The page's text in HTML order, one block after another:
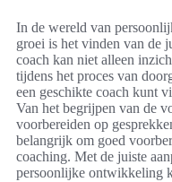
In de wereld van
groei is het vinden van de
coach kan niet alleen
tijdens het proces van
een geschikte coach kunt
Van het begrijpen van de
voorbereiden op
belangrijk om goed
coaching. Met de juiste
persoonlijke ontwikkeling